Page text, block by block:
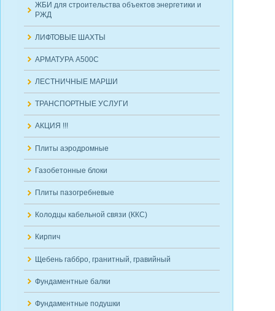
ЖБИ для строительства объектов энергетики и
РЖД
ЛИФТОВЫЕ ШАХТЫ
АРМАТУРА А500С
ЛЕСТНИЧНЫЕ МАРШИ
ТРАНСПОРТНЫЕ УСЛУГИ
АКЦИЯ !!!
Плиты аэродромные
Газобетонные блоки
Плиты пазогребневые
Колодцы кабельной связи (ККС)
Кирпич
Щебень габбро, гранитный, гравийный
Фундаментные балки
Фундаментные подушки